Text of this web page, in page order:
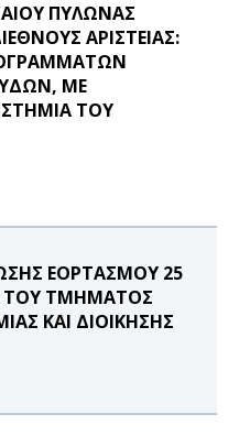
ΠΥΛΩΝΑΣ
ΑΡΙΣΤΕΙΑΣ:
ΜΕ
ΤΟΥ
ΕΟΡΤΑΣΜΟΥ 25
ΤΟΥ ΤΜΗΜΑΤΟΣ
ΚΑΙ ΔΙΟΙΚΗΣΗΣ